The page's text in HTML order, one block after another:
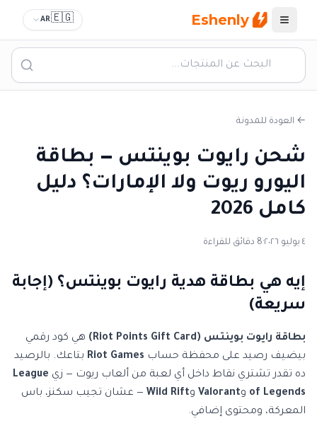
القائمة Eshenly
🇪🇬
AR
← العودة للمدونة
شحن رايوت بوينتس — بطاقة
اليورو ريوت ولا الإمارات؟ دليل
كامل 2026
٤ يوليو ٢٠٢٦ ·8 دقائق للقراءة
إيه هي بطاقة هدية رايوت بوينتس؟ (إجابة
سريعة)
بطاقة رايوت بوينتس (Riot Points Gift Card)
هي كود رقمي
بيضيف رصيد على محفظة حساب Riot Games بتاعك. بالرصيد
ده تقدر تشتري نقاط داخل أي لعبة من ألعاب ريوت — زي League
of Legends وValorant وWild Rift — عشان تجيب سكنز، باس
المعركة، ومحتوى إضافي.